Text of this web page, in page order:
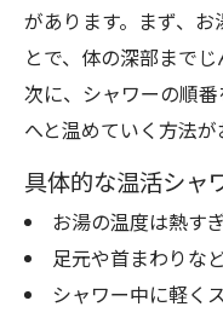
があります。まず、
とで、体の深部まで
次に、シャワーの順
へと温めていく方法が
具体的な温活シャ
お湯の温度は熱す
足元や首まわりな
シャワー中に軽く